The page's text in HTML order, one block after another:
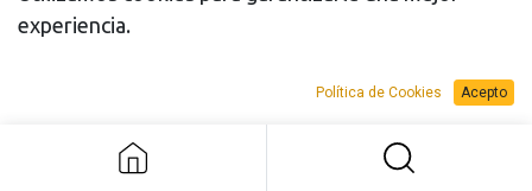
experiencia.
Política de Cookies Acepto